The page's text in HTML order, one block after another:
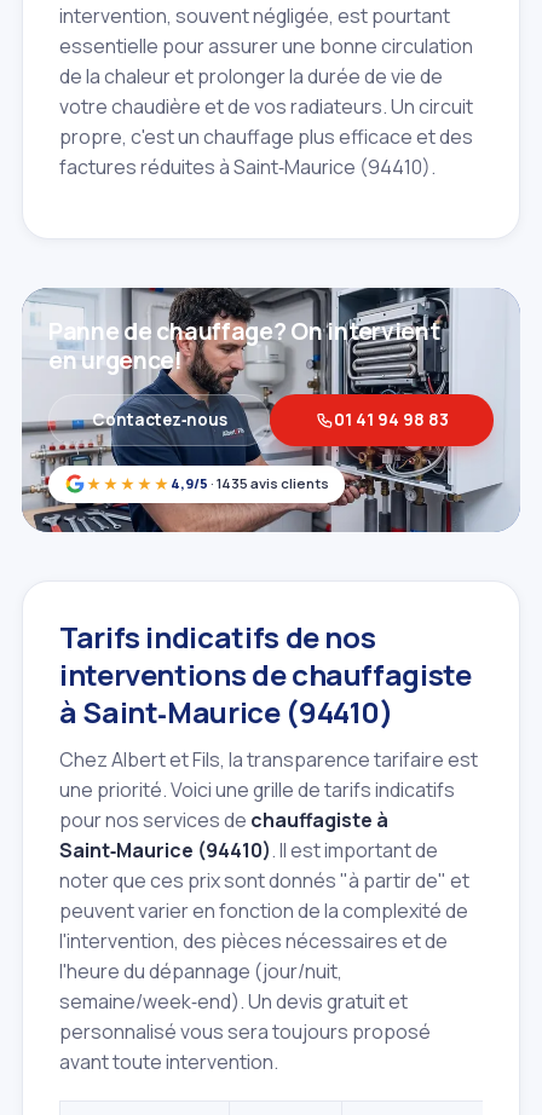
intervention, souvent négligée, est pourtant
essentielle pour assurer une bonne circulation
de la chaleur et prolonger la durée de vie de
votre chaudière et de vos radiateurs. Un circuit
propre, c'est un chauffage plus efficace et des
factures réduites à Saint‑Maurice (94410).
★★★★★ 4,9/5 · 1435 avis clients
Panne de chauffage? On intervient
en urgence!
Contactez‑nous 01 41 94 98 83
Tarifs indicatifs de nos
interventions de chauffagiste
à Saint‑Maurice (94410)
Chez Albert et Fils, la transparence tarifaire est
une priorité. Voici une grille de tarifs indicatifs
pour nos services de chauffagiste à
Saint‑Maurice (94410). Il est important de
noter que ces prix sont donnés "à partir de" et
peuvent varier en fonction de la complexité de
l'intervention, des pièces nécessaires et de
l'heure du dépannage (jour/nuit,
semaine/week‑end). Un devis gratuit et
personnalisé vous sera toujours proposé
avant toute intervention.